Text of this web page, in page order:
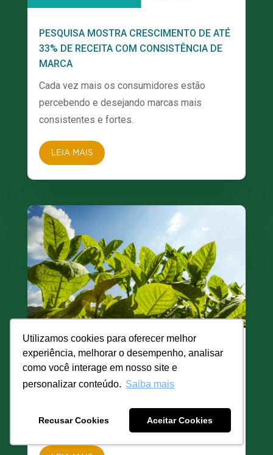
Utilizamos cookies para oferecer melhor
experiência, melhorar o desempenho, analisar
como você interage em nosso site e
personalizar conteúdo. Saiba mais
Recusar Cookies Aceitar Cookies
PESQUISA MOSTRA CRESCIMENTO DE ATÉ
33% DE RECEITA COM CONSISTÊNCIA DE
MARCA
Cada vez mais os consumidores estão
percebendo e desejando marcas mais
consistentes e fortes.
LEIA MAIS
ARTIGO DE TESTE PARA SITE TABACO
LEGAL
Sed in eros magna. Suspendisse sit amet
ultricies turpis. Nunc nec dictum nisl. Donec
ac accumsan nibh.